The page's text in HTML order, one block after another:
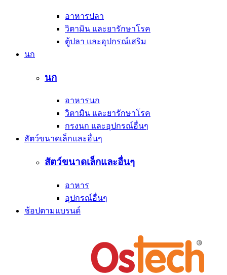
อาหารปลา
วิตามิน และยารักษาโรค
ตู้ปลา และอุปกรณ์เสริม
นก
นก
อาหารนก
วิตามิน และยารักษาโรค
กรงนก และอุปกรณ์อื่นๆ
สัตว์ขนาดเล็กและอื่นๆ
สัตว์ขนาดเล็กและอื่นๆ
อาหาร
อุปกรณ์อื่นๆ
ช้อปตามแบรนด์